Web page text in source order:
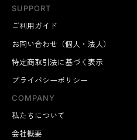
SUPPORT
ご利用ガイド
お問い合わせ（個人・法人）
特定商取引法に基づく表示
プライバシーポリシー
COMPANY
私たちについて
会社概要